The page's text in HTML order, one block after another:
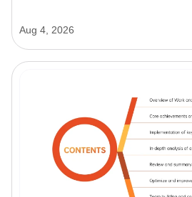
Aug 4, 2026